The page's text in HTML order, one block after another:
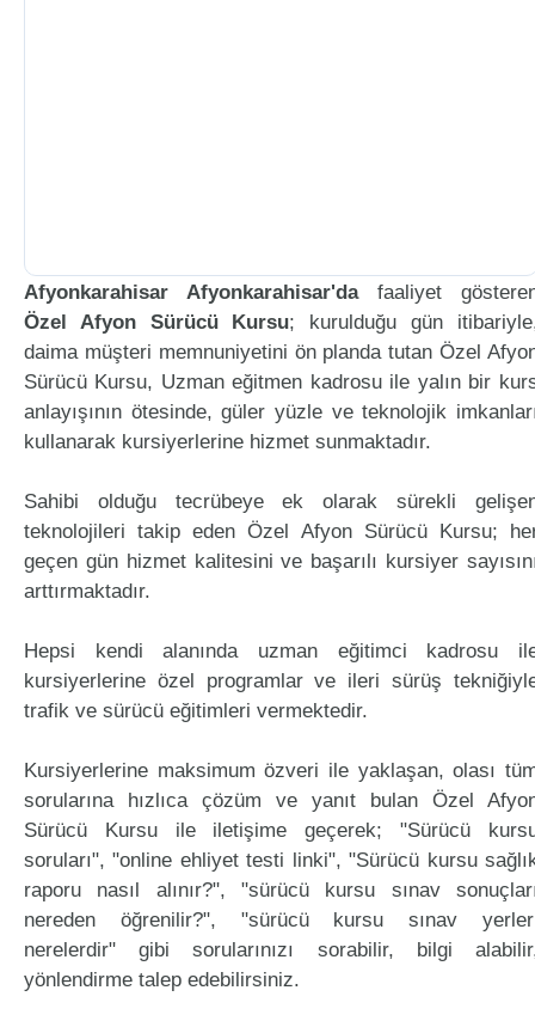
Afyonkarahisar Afyonkarahisar'dafaaliyet
Özel Afyon Sürücü Kursu; kurulduğu gün
daima müşteri memnuniyetini ön planda tutan Özel
Sürücü Kursu, Uzman eğitmen kadrosu ile yalın bir
anlayışının ötesinde, güler yüzle ve teknolojik
kullanarak kursiyerlerine hizmet sunmaktadır.
Sahibi olduğu tecrübeye ek olarak sürekli
teknolojileri takip eden Özel Afyon Sürücü Kursu;
geçen gün hizmet kalitesini ve başarılı kursiyer
arttırmaktadır.
Hepsi kendi alanında uzman eğitimci kadrosu
kursiyerlerine özel programlar ve ileri sürüş
trafik ve sürücü eğitimleri vermektedir.
Kursiyerlerine maksimum özveri ile yaklaşan, olası
sorularına hızlıca çözüm ve yanıt bulan Özel
Sürücü Kursu ile iletişime geçerek; "Sürücü
soruları", "online ehliyet testi linki", "Sürücü kursu
raporu nasıl alınır?", "sürücü kursu sınav
nereden öğrenilir?", "sürücü kursu sınav
nerelerdir" gibi sorularınızı sorabilir, bilgi
yönlendirme talep edebilirsiniz.